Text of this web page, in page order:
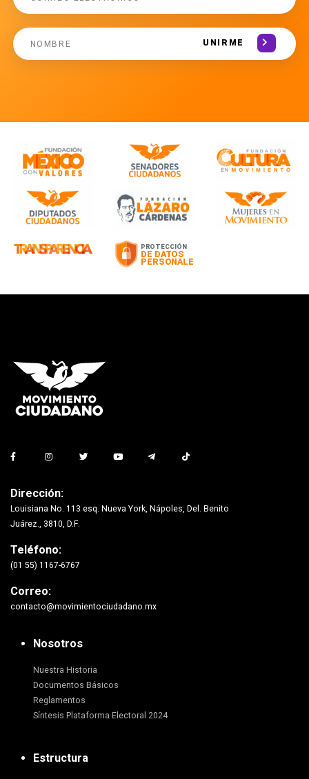
UNIRME
Dirección:
Louisiana No. 113 esq. Nueva York, Nápoles, Del. Benito
Juárez., 3810, D.F.
Teléfono:
(01 55) 1167-6767
Correo:
contacto@movimientociudadano.mx
Nosotros
Nuestra Historia
Documentos Básicos
Reglamentos
Síntesis Plataforma Electoral 2024
Estructura